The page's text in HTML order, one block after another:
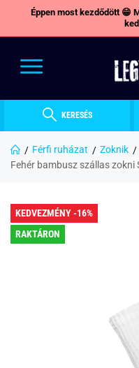
Éppen most kezdődött 😁
KERESÉS
Férfi ruházat
Zoknik
Fehér bambusz szállas zokni
KEDVEZMÉNY -16%
RAKTÁRON